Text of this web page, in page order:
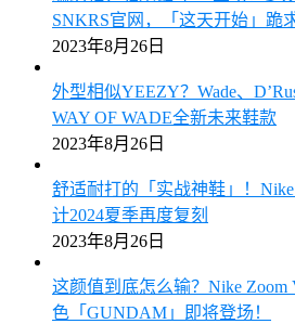
SNKRS官网，「这天开始」跪
2023年8月26日
外型相似YEEZY？Wade、
WAY OF WADE全新未来鞋款
2023年8月26日
舒适耐打的「实战神鞋」！Nike
计2024夏季再度复刻
2023年8月26日
这颜值到底怎么输？Nike Zoom
色「GUNDAM」即将登场！